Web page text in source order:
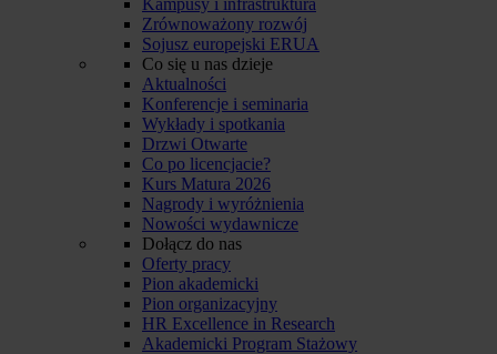
Zrównoważony rozwój
Sojusz europejski ERUA
Co się u nas dzieje
Aktualności
Konferencje i seminaria
Wykłady i spotkania
Drzwi Otwarte
Co po licencjacie?
Kurs Matura 2026
Nagrody i wyróżnienia
Nowości wydawnicze
Dołącz do nas
Oferty pracy
Pion akademicki
Pion organizacyjny
HR Excellence in Research
Akademicki Program Stażowy